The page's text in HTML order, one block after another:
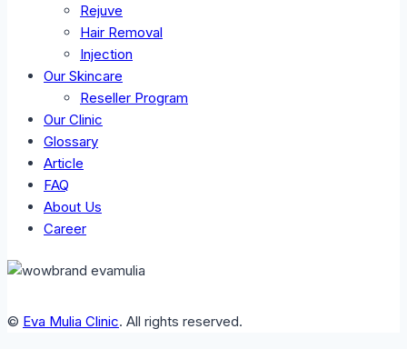
Rejuve
Hair Removal
Injection
Our Skincare
Reseller Program
Our Clinic
Glossary
Article
FAQ
About Us
Career
© Eva Mulia Clinic. All rights reserved.